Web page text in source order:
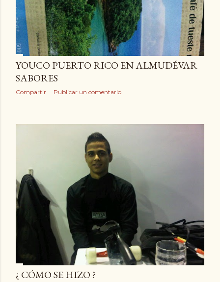
YOUCO PUERTO RICO EN ALMUDÉVAR
SABORES
Compartir Publicar un comentario
¿ CÓMO SE HIZO ?